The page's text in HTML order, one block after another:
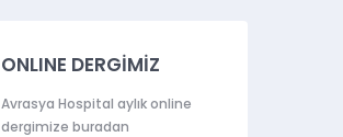
ONLINE DERGİMİZ
Avrasya Hospital aylık online
dergimize buradan